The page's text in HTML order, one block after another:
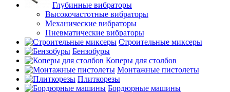
Глубинные вибраторы
Высокочастотные вибраторы
Механические вибраторы
Пневматические вибраторы
Строительные миксеры
Бензобуры
Коперы для столбов
Монтажные пистолеты
Плиткорезы
Бордюрные машины